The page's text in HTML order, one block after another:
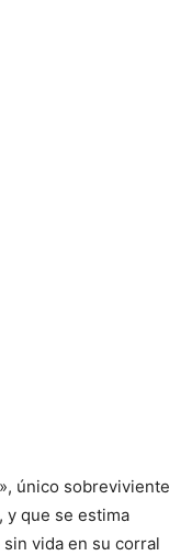
único sobreviviente
y que se estima
vida en su corral